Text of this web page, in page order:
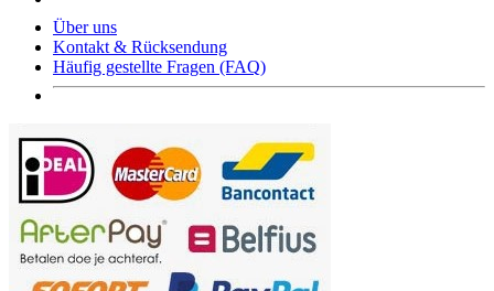
Über uns
Kontakt & Rücksendung
Häufig gestellte Fragen (FAQ)